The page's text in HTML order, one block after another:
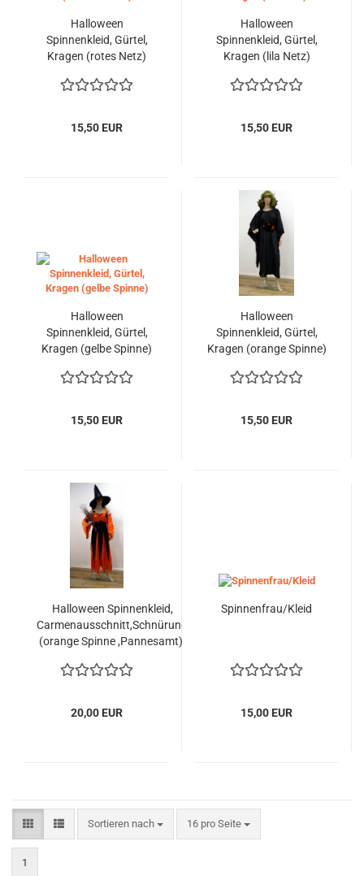
Halloween
Spinnenkleid, Gürtel,
Kragen (rotes Netz)
15,50 EUR
Halloween
Spinnenkleid, Gürtel,
Kragen (lila Netz)
15,50 EUR
Halloween
Spinnenkleid, Gürtel,
Kragen (gelbe Spinne)
15,50 EUR
Halloween
Spinnenkleid, Gürtel,
Kragen (orange Spinne)
15,50 EUR
Halloween Spinnenkleid,
Carmenausschnitt,Schnürung
(orange Spinne ,Pannesamt),
20,00 EUR
Spinnenfrau/Kleid
15,00 EUR
Sortieren nach
Sortieren nach 16 pro Seite
pro Seite
1